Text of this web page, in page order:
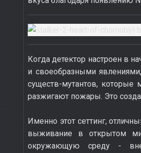
Когда детектор настроен в
и своеобразными
существ-мутантов,
разжигают пожары. Это
Именно этот сеттинг,
выживание в открытом
окружающую среду -